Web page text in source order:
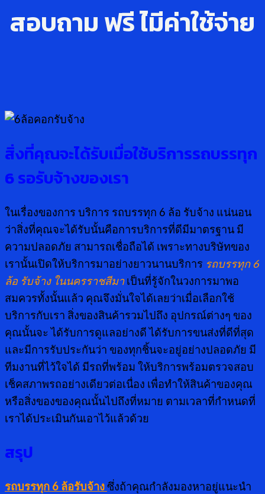
สอบถาม ฟรี ไ่มีค่าใช้จ่าย
สิ่งที่คุณจะได้รับเมื่อใช้บริการรถบรรทุก
6 รอรับจ้างของเรา
ในเรื่องของการ บริการ รถบรรทุก 6 ล้อ รับจ้าง แน่นอน
ว่าสิ่งที่คุณจะได้รับนั้นคือการบริการที่ดีมีมาตรฐาน มี
ความปลอดภัย สามารถเชื่อถือได้ เพราะทางบริษัทของ
เรานั้นเปิดให้บริการมาอย่างยาวนานบริการ รถบรรทุก 6
ล้อ รับจ้าง ในนครราชสีมาเป็นที่รู้จักในวงการมาพอ
สมควรทั้งนั้นแล้ว คุณจึงมั่นใจได้เลยว่าเมื่อเลือกใช้
บริการกับเรา สิ่งของสินค้ารวมไปถึง อุปกรณ์ต่างๆ ของ
คุณนั้นจะ ได้รับการดูแลอย่างดี ได้รับการขนส่งที่ดีที่สุด
และมีการรับประกันว่า ของทุกชิ้นจะอยู่อย่างปลอดภัย มี
ทีมงานที่ไว้ใจได้ มีรถที่พร้อม ให้บริการพร้อมตรวจสอบ
เช็คสภาพรถอย่างเดียวต่อเนื่อง เพื่อทำให้สินค้าของคุณ
หรือสิ่งของของคุณนั้นไปถึงที่หมาย ตามเวลาที่กำหนดที่
เราได้ประเมินกันเอาไว้แล้วด้วย
สรุป
รถบรรทุก 6 ล้อรับจ้างซึ่งถ้าคุณกำลังมองหาอยู่แนะนำ